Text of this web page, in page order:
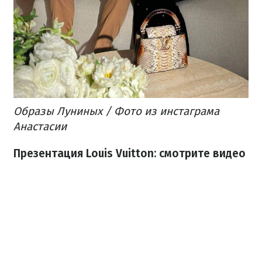
Образы Луниных / Фото из инстаграма
Анастасии
Презентация Louis Vuitton: смотрите видео